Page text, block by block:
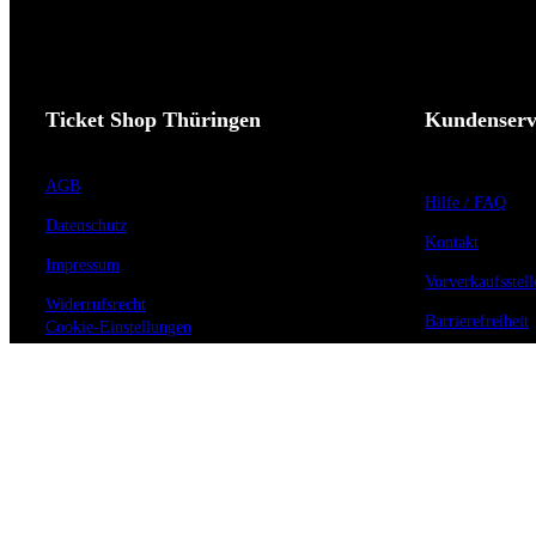
Ticket Shop Thüringen
AGB
Datenschutz
Impressum
Widerrufsrecht
Cookie-Einstellungen
Hilfe / FAQ
Kontakt
Barrierefreiheit